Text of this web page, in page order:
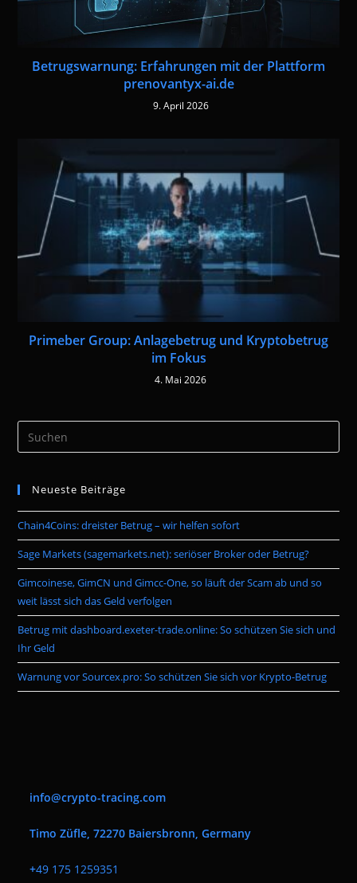
Betrugswarnung: Erfahrungen mit der Plattform
prenovantyx-ai.de
9. April 2026
Primeber Group: Anlagebetrug und Kryptobetrug
im Fokus
4. Mai 2026
the
Neueste Beiträge
Chain4Coins: dreister Betrug – wir helfen sofort
Sage Markets (sagemarkets.net): seriöser Broker oder Betrug?
Gimcoinese, GimCN und Gimcc-One, so läuft der Scam ab und so
weit lässt sich das Geld verfolgen
Betrug mit dashboard.exeter-trade.online: So schützen Sie sich und
Ihr Geld
Warnung vor Sourcex.pro: So schützen Sie sich vor Krypto-Betrug
info@crypto-tracing.com
Timo Züfle, 72270 Baiersbronn, Germany
+49 175 1259351